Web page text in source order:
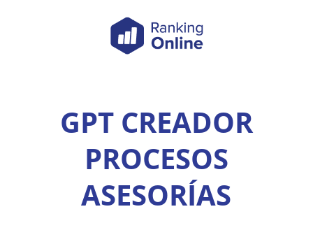
GPT CREADOR
PROCESOS
ASESORÍAS